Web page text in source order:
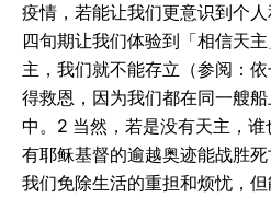
疫情，若能让我们更意识到个
四旬期让我们体验到「相信天
主，我们就不能存立（参阅：
得救恩，因为我们都在同一艘
中。2 当然，若是没有天主，
有耶稣基督的逾越奥迹能战胜
我们免除生活的重担和烦忧，